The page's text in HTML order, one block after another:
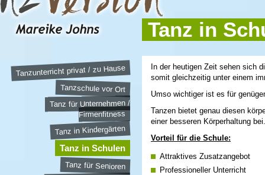
Tanzunterricht privat / zu Hause
Tanzschule vor Ort
Tanz für Unternehmen /
Firmenfitness
Tanz in Kindergärten
Tanz in Schulen
Tanz für Senioren
Tanz in
In der heutigen Zeit sehen sich
somit gleichzeitig unter einem
Umso wichtiger ist es für
Tanzen bietet genau diesen
einer besseren Körperhaltung bei.
Vorteil für die Schule:
Attraktives Zusatzangebot
Professioneller Unterricht